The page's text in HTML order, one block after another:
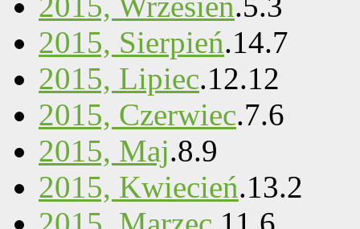
2015, Sierpień.14.7
2015, Lipiec.12.12
2015, Czerwiec.7.6
2015, Maj.8.9
2015, Kwiecień.13.2